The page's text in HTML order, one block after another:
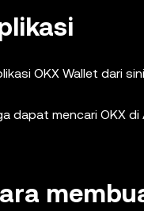
OKX Wallet dari
dapat mencari OKX